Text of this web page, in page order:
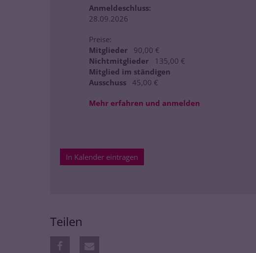
Anmeldeschluss:
28.09.2026
Preise:
Mitglieder 90,00 €
Nichtmitglieder 135,00 €
Mitglied im ständigen
Ausschuss 45,00 €
Mehr erfahren und anmelden
In Kalender eintragen
Teilen